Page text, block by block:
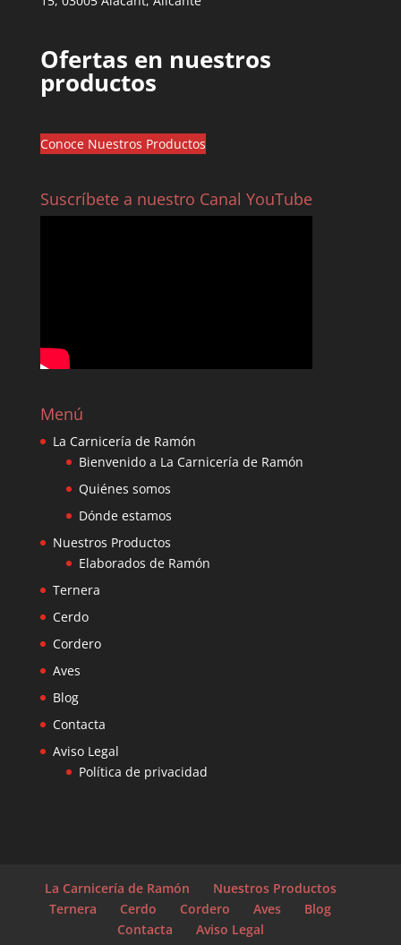
Ofertas en nuestros
productos
Conoce Nuestros Productos
Suscríbete a nuestro Canal YouTube
Menú
La Carnicería de Ramón
Bienvenido a La Carnicería de Ramón
Quiénes somos
Dónde estamos
Nuestros Productos
Elaborados de Ramón
Ternera
Cerdo
Cordero
Aves
Blog
Contacta
Aviso Legal
Política de privacidad
La Carnicería de Ramón
Nuestros Productos
Ternera
Cerdo Cordero Aves
Blog
Contacta
Aviso Legal